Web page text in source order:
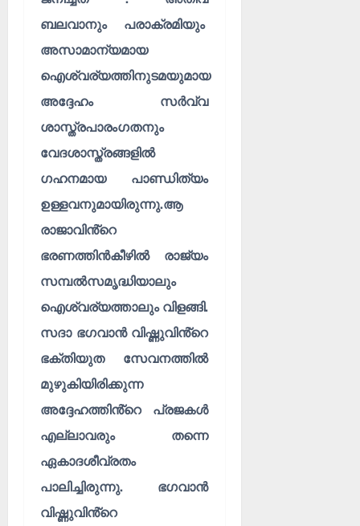
ബലവാനും പരാക്രമിയും
അസാമാന്യമായ
ഐശ്വര്യത്തിനുടമയുമായ
അദ്ദേഹം സർവ്വ
ശാസ്ത്രപാരംഗതനും
വേദശാസ്ത്രങ്ങളിൽ
ഗഹനമായ പാണ്ഡിത്യം
ഉള്ളവനുമായിരുന്നു.ആ
രാജാവിൻ്റെ
ഭരണത്തിൻകീഴിൽ രാജ്യം
സമ്പൽസമൃദ്ധിയാലും
ഐശ്വര്യത്താലും വിളങ്ങി.
സദാ ഭഗവാൻ വിഷ്ണുവിൻ്റെ
ഭക്തിയുത സേവനത്തിൽ
മുഴുകിയിരിക്കുന്ന
അദ്ദേഹത്തിൻ്റെ പ്രജകൾ
എല്ലാവരും തന്നെ
ഏകാദശീവ്രതം
പാലിച്ചിരുന്നു. ഭഗവാൻ
വിഷ്ണുവിൻ്റെ